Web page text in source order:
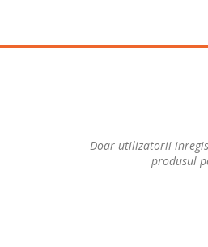
Doar utilizatorii
produsul